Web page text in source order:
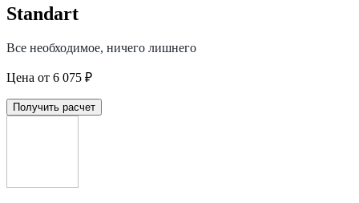
Standart
Все необходимое, ничего лишнего
Цена от 6 075 ₽
Получить расчет